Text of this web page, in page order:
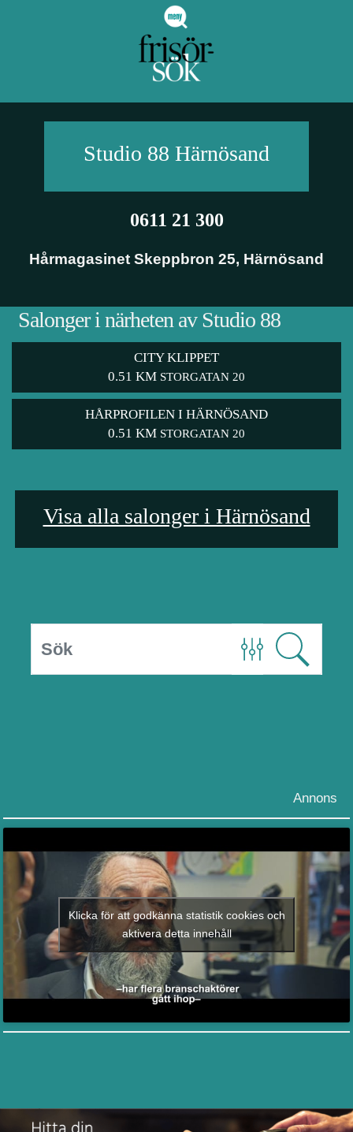
Studio 88 Härnösand
0611 21 300
Hårmagasinet Skeppbron 25, Härnösand
Salonger i närheten av Studio 88
CITY KLIPPET
0.51 KM STORGATAN 20
HÅRPROFILEN I HÄRNÖSAND
0.51 KM STORGATAN 20
Visa alla salonger i Härnösand
Annons
Klicka för att godkänna statistik cookies och
aktivera detta innehåll